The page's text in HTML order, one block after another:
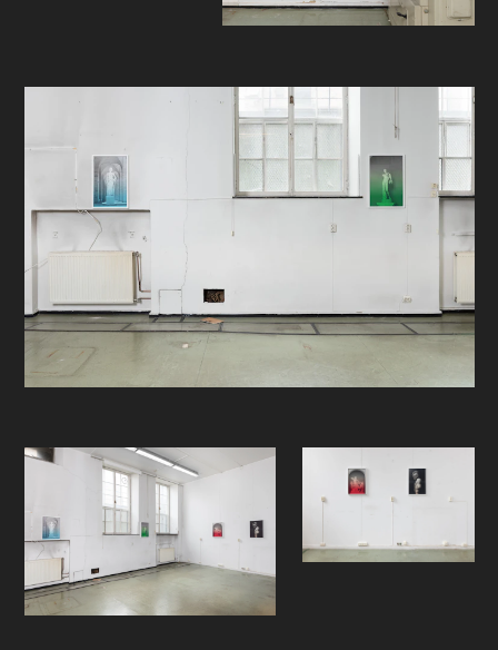
mørkerom skal publikum på ny
uendelig med muligheter skal
festivalen igjen overgå alt av
forventinger, sammen.
Foruten foto i alle sine former, hadde
fjorårets festival ikke et overordnet
tema, det blir det i år. Med årets
tema vil festivalen kunne utfordre og
spille på lag med fotografer og
gallerier på en annen måte, åpne for